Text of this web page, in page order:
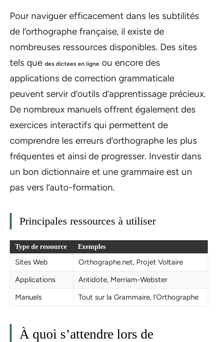
Pour naviguer efficacement dans les subtilités
de l’orthographe française, il existe de
nombreuses ressources disponibles. Des sites
tels que des dictees en ligne ou encore des
applications de correction grammaticale
peuvent servir d’outils d’apprentissage précieux.
De nombreux manuels offrent également des
exercices interactifs qui permettent de
comprendre les erreurs d’orthographe les plus
fréquentes et ainsi de progresser. Investir dans
un bon dictionnaire et une grammaire est un
pas vers l’auto-formation.
Principales ressources à utiliser
Type de ressource Exemples
Sites Web
Orthographe.net, Projet Voltaire
Applications
Antidote, Merriam-Webster
Manuels
Tout sur la Grammaire, l’Orthographe
À quoi s’attendre lors de